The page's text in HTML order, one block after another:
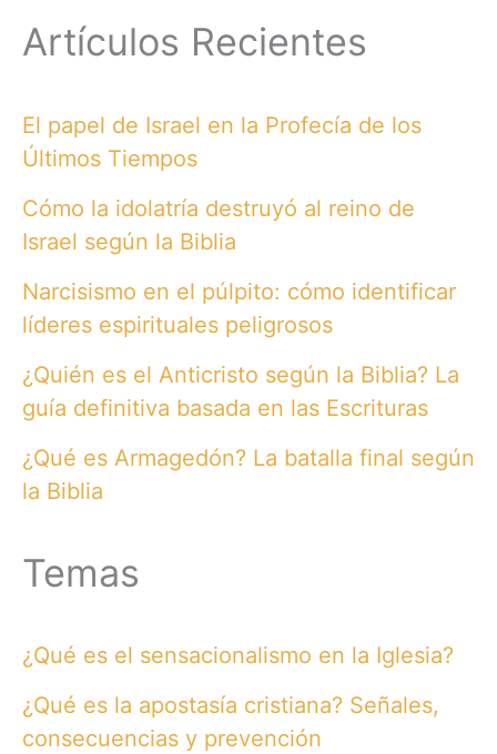
Artículos Recientes
El papel de Israel en la Profecía de los
Últimos Tiempos
Cómo la idolatría destruyó al reino de
Israel según la Biblia
Narcisismo en el púlpito: cómo identificar
líderes espirituales peligrosos
¿Quién es el Anticristo según la Biblia? La
guía definitiva basada en las Escrituras
¿Qué es Armagedón? La batalla final según
la Biblia
Temas
¿Qué es el sensacionalismo en la Iglesia?
¿Qué es la apostasía cristiana? Señales,
consecuencias y prevención